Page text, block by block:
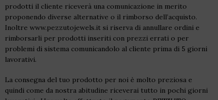
prodotti il cliente riceverà una comunicazione in merito
proponendo diverse alternative o il rimborso dell’acquisto.
Inoltre www.pezzutojewels.it si riserva di annullare ordini e
rimborsarli per prodotti inseriti con prezzi errati o per
problemi di sistema comunicandolo al cliente prima di 5 giorni
lavorativi.
La consegna del tuo prodotto per noi è molto preziosa e
quindi come da nostra abitudine riceverai tutto in pochi giorni